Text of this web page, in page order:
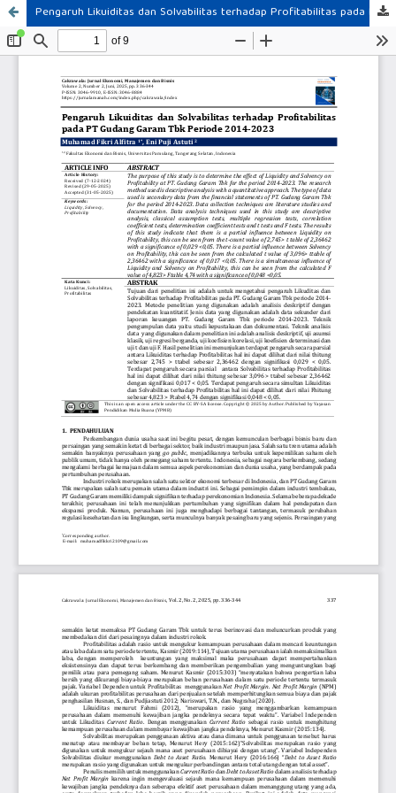
Pengaruh Likuiditas dan Solvabilitas terhadap Profitabilitas pada PT Gudang Garam Tbk Periode 2014-2023